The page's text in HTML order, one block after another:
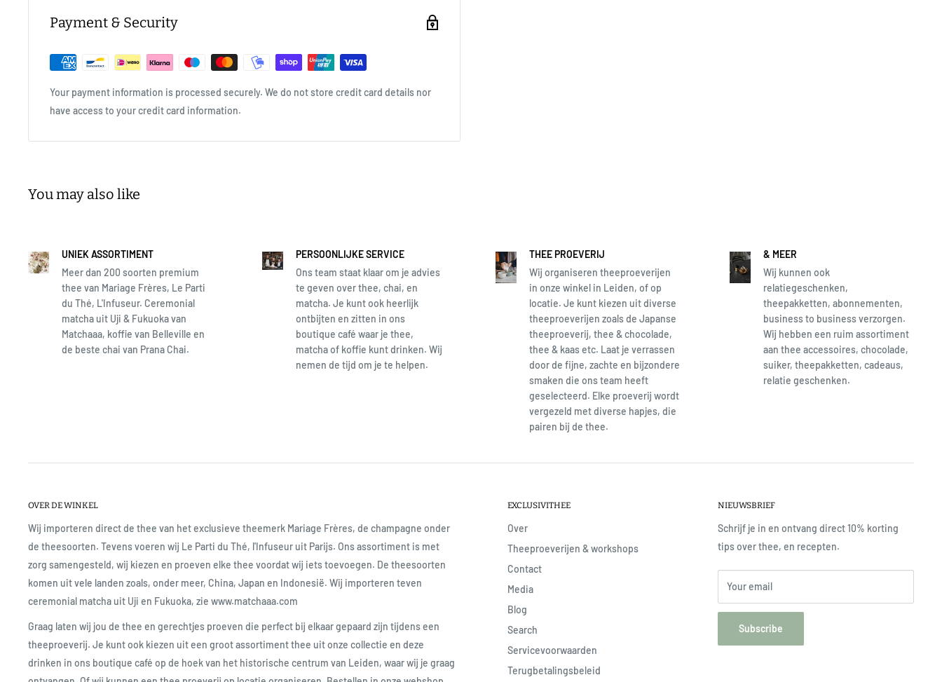
Payment & Security
Your payment information is processed securely. We do not store credit card details nor
have access to your credit card information.
You may also like
UNIEK ASSORTIMENT
Meer dan 200 soorten premium
thee van Mariage Frères, Le Parti
du Thé, L'Infuseur. Ceremonial
matcha uit Uji & Fukuoka van
Matchaaa, koffie van Belleville en
de beste chai van Prana Chai.
PERSOONLIJKE SERVICE
Ons team staat klaar om je advies
te geven over thee, chai, en
matcha. Je kunt ook heerlijk
ontbijten en zitten in ons
boutique café waar je thee,
matcha of koffie kunt drinken. Wij
nemen de tijd om je te helpen.
THEE PROEVERIJ
Wij organiseren theeproeverijen
in onze winkel in Leiden, of op
locatie. Je kunt kiezen uit diverse
theeproeverijen zoals de Japanse
theeproeverij, thee & chocolade,
thee & kaas etc. Laat je verrassen
door de fijne, zachte en bijzondere
smaken die ons team heeft
geselecteerd. Elke proeverij wordt
vergezeld met diverse hapjes, die
pairen bij de thee.
& MEER
Wij kunnen ook
relatiegeschenken,
theepakketten, abonnementen,
business to business verzorgen.
Wij hebben een ruim assortiment
aan thee accessoires, chocolade,
suiker, theepakketten, cadeaus,
relatie geschenken.
OVER DE WINKEL
Wij importeren direct de thee van het exclusieve theemerk Mariage Frères, de champagne onder
de theesoorten. Tevens voeren wij Le Parti du Thé, l'Infuseur uit Parijs. Ons assortiment is met
zorg samengesteld, wij kiezen en proeven elke thee voordat wij iets toevoegen. De theesoorten
komen uit vele landen zoals, onder meer, China, Japan en Indonesië. Wij importeren teven
ceremonial matcha uit Uji en Fukuoka, zie www.matchaaa.com
Graag laten wij jou de thee en gerechtjes proeven die perfect bij elkaar gepaard zijn tijdens een
theeproeverij. Je kunt ook kiezen uit een groot assortiment thee uit onze collectie en deze
drinken in ons boutique café op de hoek van het historische centrum van Leiden, waar wij je graag
EXCLUSIVITHEE
Over
Theeproeverijen & workshops
Contact
Media
Blog
Search
Servicevoorwaarden
Terugbetalingsbeleid
NIEUWSBRIEF
Schrijf je in en ontvang direct 10% korting
tips over thee, en recepten.
Your email
Subscribe